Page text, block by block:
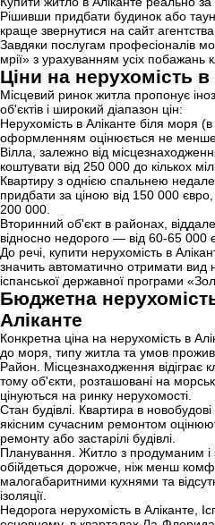
Рішивши придбати будинок або
краще звернутися на сайт
Завдяки послугам професіоналів
мрії» з урахуванням усіх побажань
Ціни на нерухомість в
Місцевий ринок житла пропонує
об'єктів і широкий діапазон цін:
Нерухомість в Аліканте біля моря
оформленням оцінюється не менше
Вілла, залежно від
коштувати від 250 000 до кількох
Квартиру з однією спальнею
придбати за ціною від 150 000
200 000.
Вторинний об'єкт в районах,
відносно недорого — від 60-65 000
До речі, купити нерухомість в
значить автоматично отримати
іспанської державної програми
Бюджетна
Аліканте
Конкретна ціна на нерухомість в
до моря, типу житла та умов
Район. Місцезнаходження відіграє
тому об'єкти, розташовані на
цінуються на ринку нерухомості.
Стан будівлі. Квартира в
якісним сучасним ремонтом
ремонту або застарілі будівлі.
Планування. Житло з продуманим і
обійдеться дорожче, ніж менш
малогабаритними кухнями та
ізоляції.
Недорога нерухомість в Аліканте,